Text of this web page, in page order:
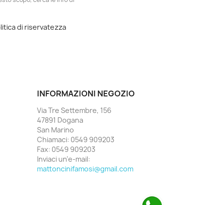
di riservatezza
INFORMAZIONI NEGOZIO
Via Tre Settembre, 156
47891 Dogana
San Marino
Chiamaci: 0549 909203
Fax: 0549 909203
Inviaci un'e-mail:
mattoncinifamosi@gmail.com